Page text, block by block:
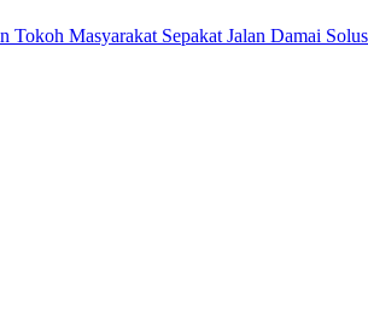
Masyarakat Sepakat Jalan Damai